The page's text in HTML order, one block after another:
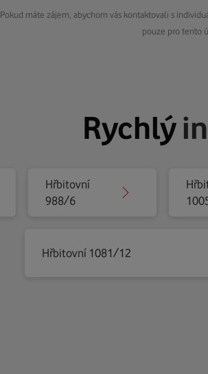
Pokud máte zájem, abychom vás kontaktovali s
pouze pro tento
Rychlý
Hřbitovní
988/6
Hřbitovní 1081/12